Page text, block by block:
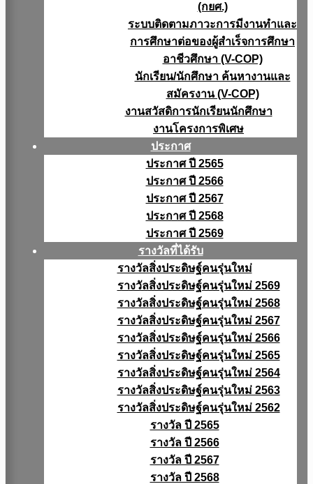
(กยศ.)
ระบบติดตามภาวะการมีงานทำและ
การศึกษาต่อของผู้สำเร็จการศึกษา
อาชีวศึกษา (V-COP)
นักเรียน/นักศึกษา ค้นหางานและ
สมัครงาน (V-COP)
งานสวัสดิการนักเรียนนักศึกษา
งานโครงการพิเศษ
ประกาศ
ประกาศ ปี 2565
ประกาศ ปี 2566
ประกาศ ปี 2567
ประกาศ ปี 2568
ประกาศ ปี 2569
รางวัลที่ได้รับ
รางวัลสิ่งประดิษฐ์คนรุ่นใหม่
รางวัลสิ่งประดิษฐ์คนรุ่นใหม่ 2569
รางวัลสิ่งประดิษฐ์คนรุ่นใหม่ 2568
รางวัลสิ่งประดิษฐ์คนรุ่นใหม่ 2567
รางวัลสิ่งประดิษฐ์คนรุ่นใหม่ 2566
รางวัลสิ่งประดิษฐ์คนรุ่นใหม่ 2565
รางวัลสิ่งประดิษฐ์คนรุ่นใหม่ 2564
รางวัลสิ่งประดิษฐ์คนรุ่นใหม่ 2563
รางวัลสิ่งประดิษฐ์คนรุ่นใหม่ 2562
รางวัล ปี 2565
รางวัล ปี 2566
รางวัล ปี 2567
รางวัล ปี 2568